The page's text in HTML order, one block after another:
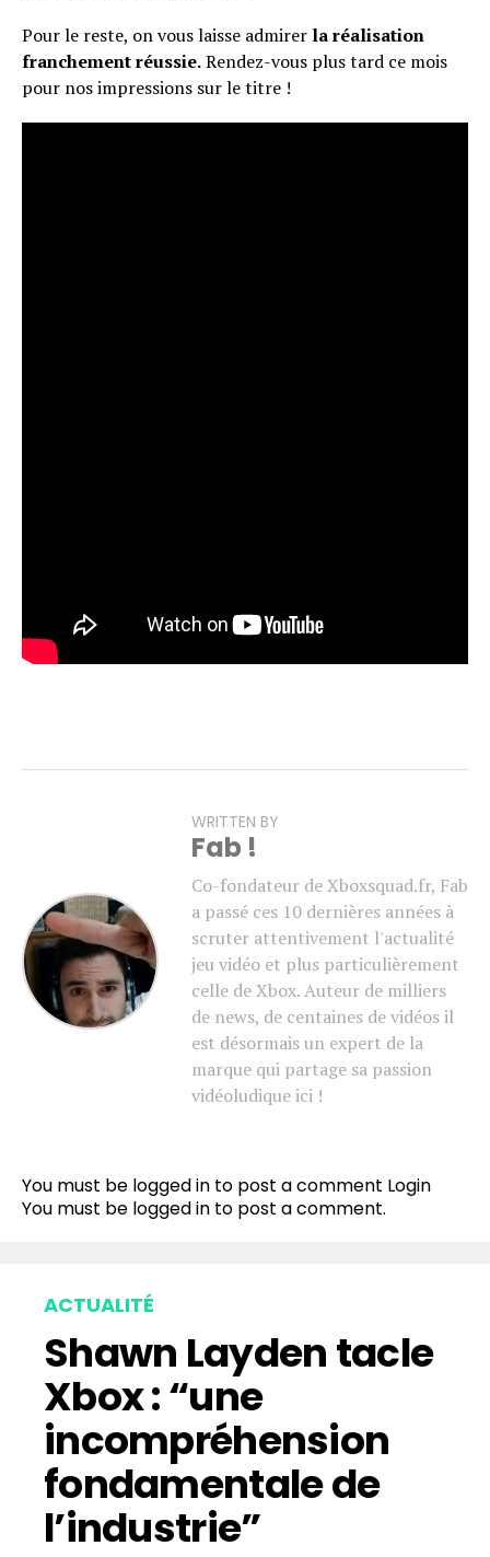
Pour le reste, on vous laisse admirer la réalisation
franchement réussie.Rendez-vous plus tard ce mois
pour nos impressions sur le titre !
WRITTEN BY
Fab !
Co-fondateur de Xboxsquad.fr, Fab
a passé ces 10 dernières années à
scruter attentivement l'actualité
jeu vidéo et plus particulièrement
celle de Xbox. Auteur de milliers
de news, de centaines de vidéos il
est désormais un expert de la
marque qui partage sa passion
vidéoludique ici !
You must be logged in to post a comment Login
You must be logged in to post a comment.
ACTUALITÉ
Shawn Layden tacle
Xbox : “une
incompréhension
fondamentale de
l’industrie”
Pinterest